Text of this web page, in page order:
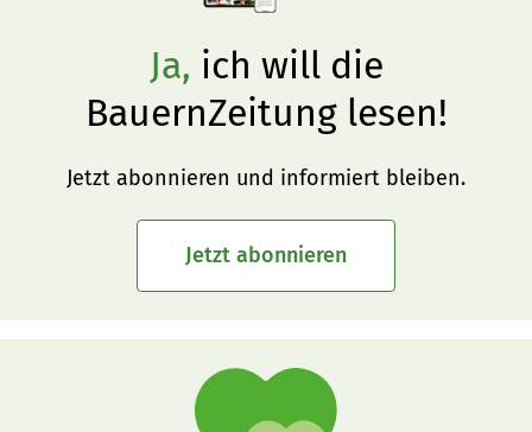
Ja, ich will die
BauernZeitung lesen!
Jetzt abonnieren und informiert bleiben.
Jetzt abonnieren